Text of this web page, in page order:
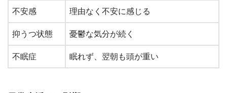
不安感 理由なく不安に感じる
抑うつ状態 憂鬱な気分が続く
不眠症 眠れず、翌朝も頭が重い